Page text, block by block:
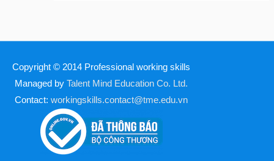
Copyright © 2014 Professional working skills
Managed by Talent Mind Education Co. Ltd.
Contact: workingskills.contact@tme.edu.vn